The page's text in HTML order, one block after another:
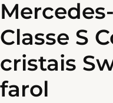
Classe S
cristais
farol